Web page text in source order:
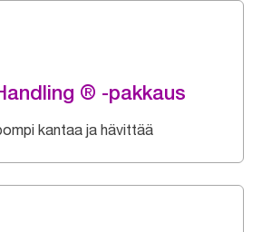
® -pakkaus
kantaa ja hävittää